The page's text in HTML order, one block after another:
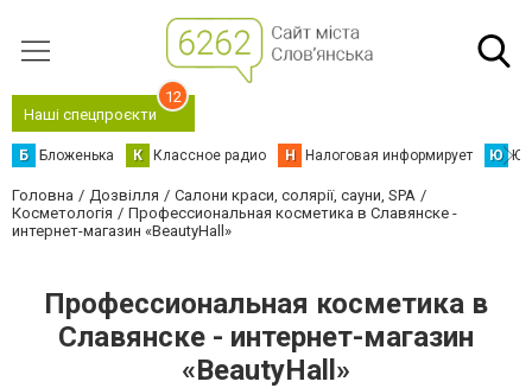
Наші спецпроєкти
12
Б Бложенька К Классное радио Н Налоговая информирует Ю
Головна Дозвілля
Салони краси, солярії, сауни, SPA
Косметологія
Профессиональная косметика в Славянске -
интернет-магазин «BeautyHall»
Профессиональная косметика в
Славянске - интернет-магазин
«BeautyHall»